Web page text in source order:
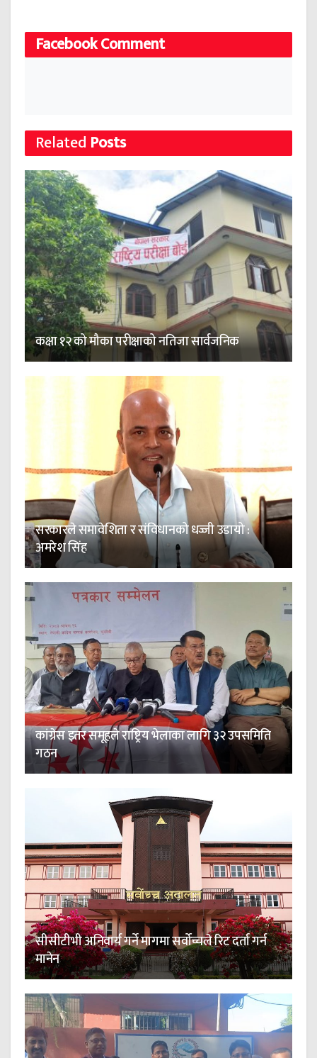
Facebook Comment
Related Posts
कक्षा १२ को मौका परीक्षाको नतिजा सार्वजनिक
सरकारले समावेशिता र संविधानको धज्जी उडायो :
अमरेश सिंह
कांग्रेस इतर समूहले राष्ट्रिय भेलाका लागि ३२ उपसमिति
गठन
सीसीटीभी अनिवार्य गर्ने मागमा सर्वोच्चले रिट दर्ता गर्न
मानेन